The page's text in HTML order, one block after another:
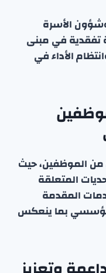
الأسرة
تفقدية في مبنى
الأداء في
من الموظفين، حيث
المتعلقة
المقدمة
بما ينعكس